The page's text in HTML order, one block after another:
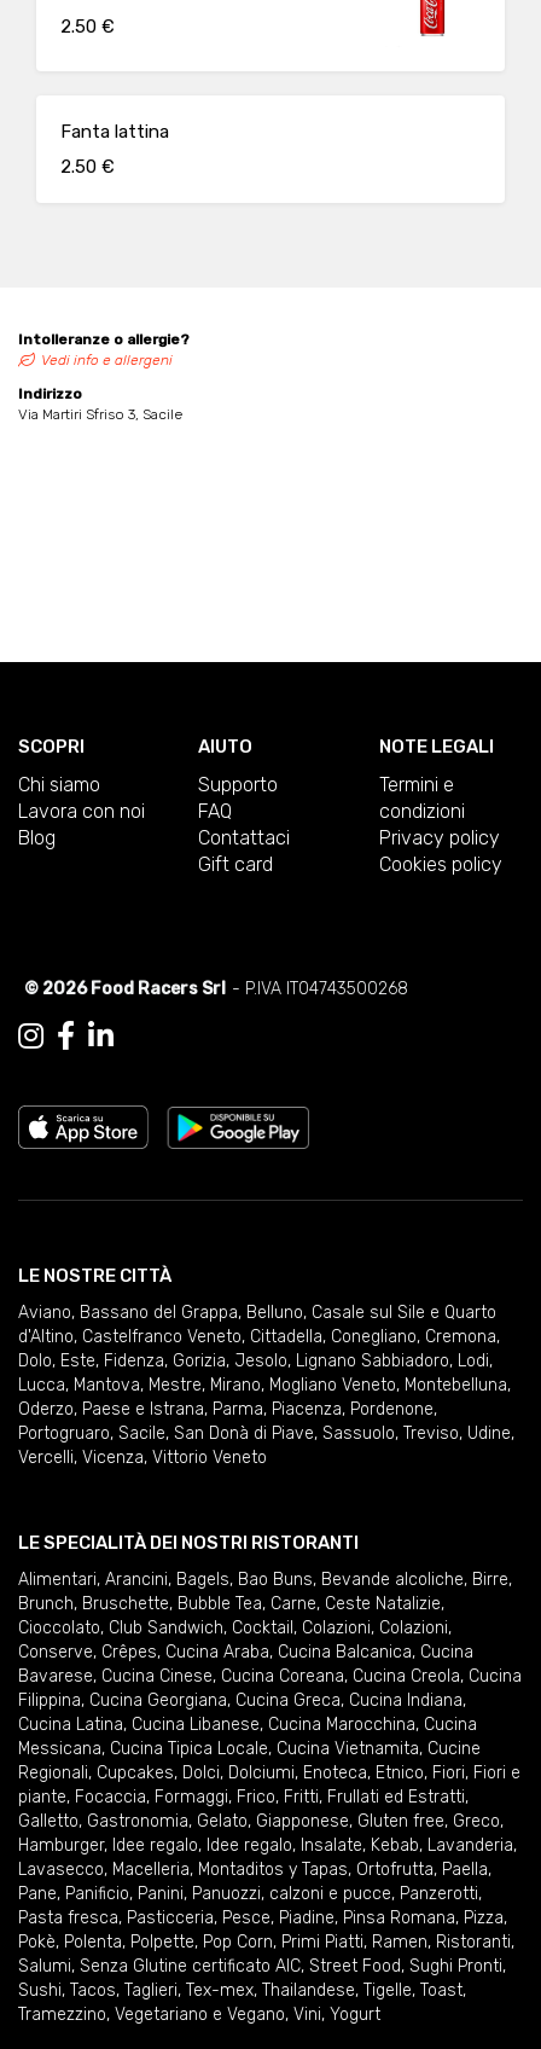
2.50 €
Fanta lattina
2.50 €
Intolleranze o allergie?
Vedi info e allergeni
Indirizzo
Via Martiri Sfriso 3, Sacile
SCOPRI
Chi siamo
Lavora con noi
Blog
AIUTO
Supporto
FAQ
Contattaci
Gift card
NOTE LEGALI
Termini e
condizioni
Privacy policy
Cookies policy
© 2026 Food Racers Srl - P.IVA IT04743500268
LE NOSTRE CITTÀ
Aviano, Bassano del Grappa, Belluno, Casale sul Sile e Quarto
d'Altino, Castelfranco Veneto, Cittadella, Conegliano, Cremona,
Dolo, Este, Fidenza, Gorizia, Jesolo, Lignano Sabbiadoro, Lodi,
Lucca, Mantova, Mestre, Mirano, Mogliano Veneto, Montebelluna,
Oderzo, Paese e Istrana, Parma, Piacenza, Pordenone,
Portogruaro, Sacile, San Donà di Piave, Sassuolo, Treviso, Udine,
Vercelli, Vicenza, Vittorio Veneto
LE SPECIALITÀ DEI NOSTRI RISTORANTI
Alimentari, Arancini, Bagels, Bao Buns, Bevande alcoliche, Birre,
Brunch, Bruschette, Bubble Tea, Carne, Ceste Natalizie,
Cioccolato, Club Sandwich, Cocktail , Colazioni, Colazioni,
Conserve, Crêpes, Cucina Araba, Cucina Balcanica, Cucina
Bavarese, Cucina Cinese, Cucina Coreana, Cucina Creola, Cucina
Filippina, Cucina Georgiana, Cucina Greca, Cucina Indiana,
Cucina Latina, Cucina Libanese, Cucina Marocchina, Cucina
Messicana, Cucina Tipica Locale, Cucina Vietnamita, Cucine
Regionali, Cupcakes, Dolci, Dolciumi, Enoteca, Etnico, Fiori, Fiori e
piante, Focaccia, Formaggi, Frico, Fritti, Frullati ed Estratti,
Galletto, Gastronomia, Gelato, Giapponese, Gluten free, Greco,
Hamburger, Idee regalo, Idee regalo, Insalate, Kebab, Lavanderia,
Lavasecco, Macelleria, Montaditos y Tapas, Ortofrutta, Paella,
Pane, Panificio, Panini, Panuozzi, calzoni e pucce, Panzerotti,
Pasta fresca, Pasticceria, Pesce, Piadine, Pinsa Romana, Pizza,
Pokè, Polenta, Polpette, Pop Corn, Primi Piatti, Ramen, Ristoranti,
Salumi, Senza Glutine certificato AIC, Street Food, Sughi Pronti,
Sushi, Tacos, Taglieri, Tex-mex, Thailandese, Tigelle, Toast,
Tramezzino, Vegetariano e Vegano, Vini, Yogurt